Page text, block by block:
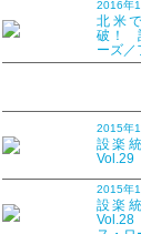
2016年
北米
破！
ーズ／
2015年
設楽
Vol.29
2015年
設楽
Vol.28
デッド」
2015年9月14日